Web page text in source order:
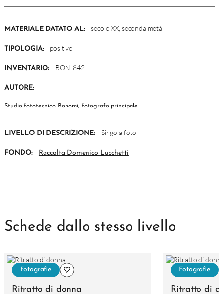
MATERIALE DATATO AL: secolo XX, seconda metà
TIPOLOGIA: positivo
INVENTARIO: BON-842
AUTORE:
Studio fototecnico Bonomi, fotografo principale
LIVELLO DI DESCRIZIONE: Singola foto
FONDO: Raccolta Domenico Lucchetti
Schede dallo stesso livello
Fotografie
Ritratto di donna
Fotografie
Ritratto di